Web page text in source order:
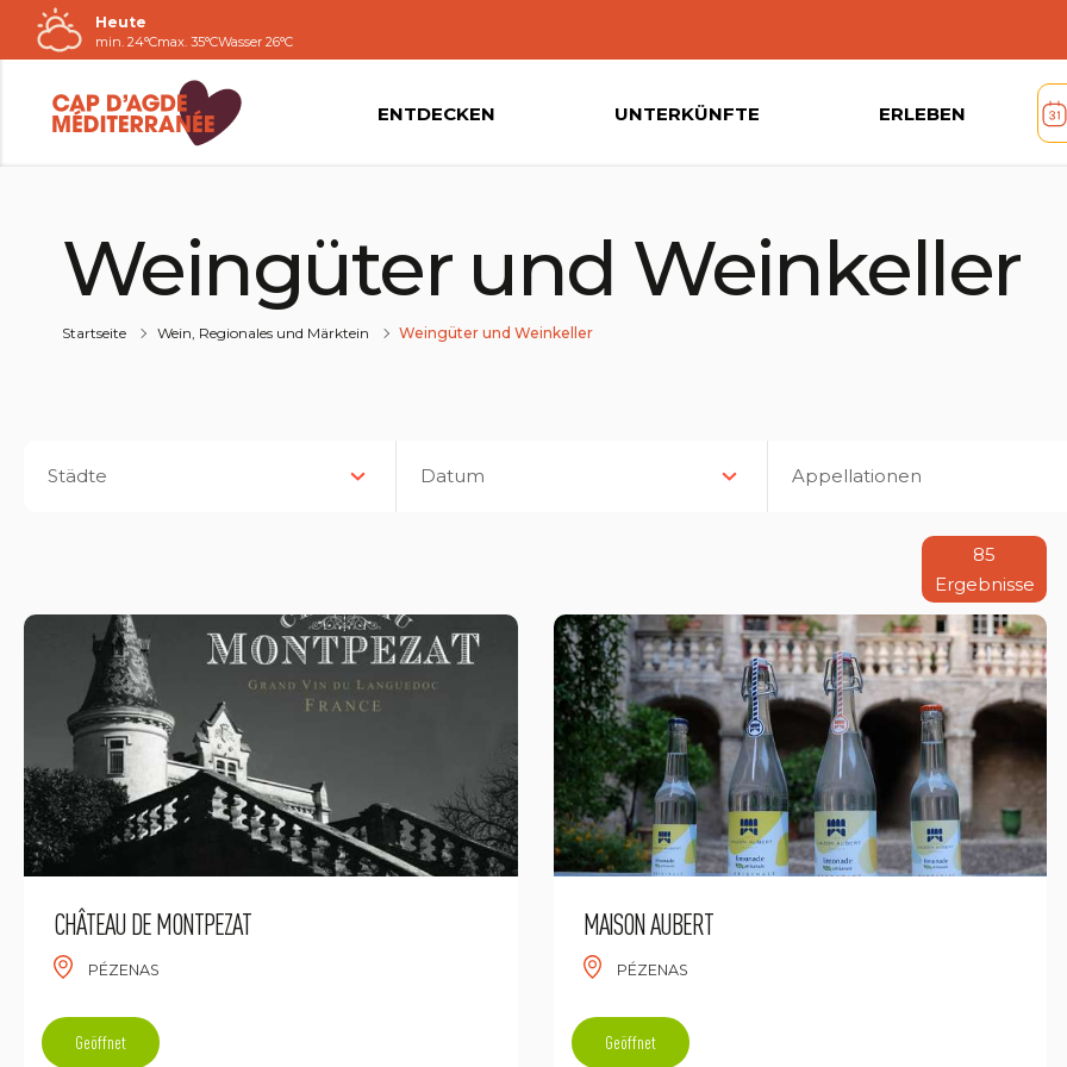
Zum
Inhalt
Heute
min. 24°Cmax. 35°CWasser 26°C
ENTDECKEN UNTERKÜNFTE ERLEBEN
Weingüter und Weinkeller
Startseite Wein, Regionales und Märktein Weingüter und Weinkeller
Städte Datum Appellationen
85
Ergebnisse
CHÂTEAU DE MONTPEZAT
PÉZENAS
Geöffnet
MAISON AUBERT
PÉZENAS
Geöffnet